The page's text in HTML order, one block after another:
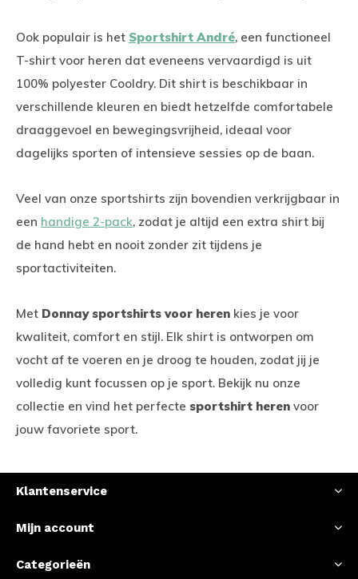
Ook populair is het Sportshirt André, een functioneel
T-shirt voor heren dat eveneens vervaardigd is uit
100% polyester Cooldry. Dit shirt is beschikbaar in
verschillende kleuren en biedt hetzelfde comfortabele
draaggevoel en bewegingsvrijheid, ideaal voor
dagelijks sporten of intensieve sessies op de baan.
Veel van onze sportshirts zijn bovendien verkrijgbaar in
een handige 2-pack, zodat je altijd een extra shirt bij
de hand hebt en nooit zonder zit tijdens je
sportactiviteiten.
Met Donnay sportshirts voor heren kies je voor
kwaliteit, comfort en stijl. Elk shirt is ontworpen om
vocht af te voeren en je droog te houden, zodat jij je
volledig kunt focussen op je sport. Bekijk nu onze
collectie en vind het perfecte sportshirt heren voor
jouw favoriete sport.
Klantenservice
Mijn account
Categorieën